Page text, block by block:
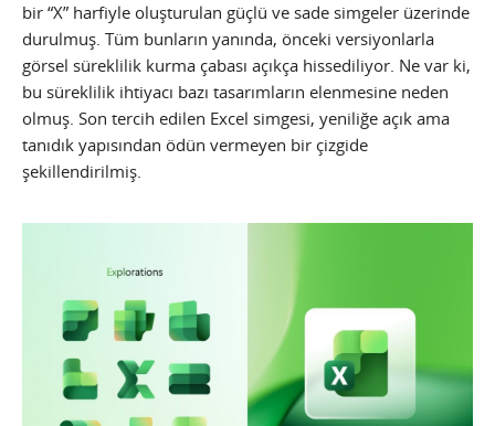
bir “X” harfiyle oluşturulan güçlü ve sade simgeler üzerinde
durulmuş. Tüm bunların yanında, önceki versiyonlarla
görsel süreklilik kurma çabası açıkça hissediliyor. Ne var ki,
bu süreklilik ihtiyacı bazı tasarımların elenmesine neden
olmuş. Son tercih edilen Excel simgesi, yeniliğe açık ama
tanıdık yapısından ödün vermeyen bir çizgide
şekillendirilmiş.